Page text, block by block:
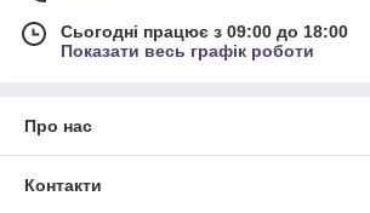
Сьогодні працює з 09:00 до 18:00
Показати весь графік роботи
Про нас
Контакти